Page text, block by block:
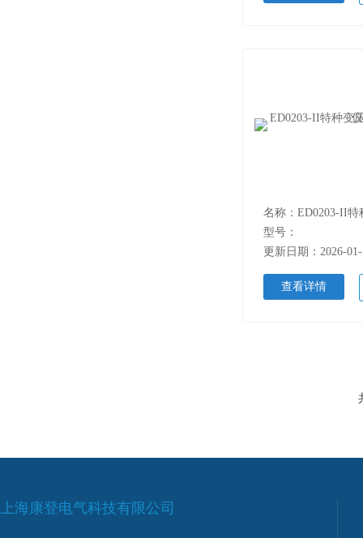
型号：
更新日期：2026-
查看详情
上海康登电气科技有限公司